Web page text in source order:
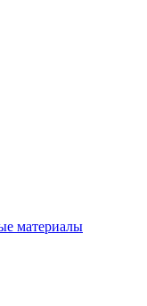
материалы